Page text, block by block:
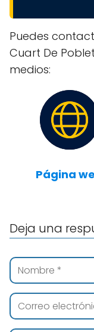
Puedes
Cuart De
medios:
Página
Deja una